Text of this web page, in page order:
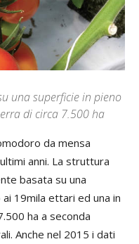
una superficie in pieno
di circa 7.500 ha
da mensa
anni. La struttura
basata su una
19mila ettari ed una in
ha a seconda
Anche nel 2015 i dati